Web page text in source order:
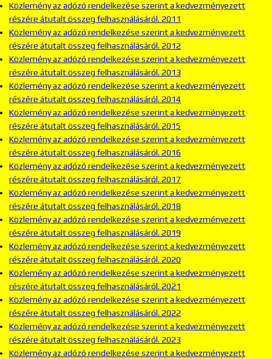
Közlemény az adózó rendelkezése szerint a kedvezményezett
részére átutalt összeg felhasználásáról. 2011
Közlemény az adózó rendelkezése szerint a kedvezményezett
részére átutalt összeg felhasználásáról. 2012
Közlemény az adózó rendelkezése szerint a kedvezményezett
részére átutalt összeg felhasználásáról. 2013
Közlemény az adózó rendelkezése szerint a kedvezményezett
részére átutalt összeg felhasználásáról. 2014
Közlemény az adózó rendelkezése szerint a kedvezményezett
részére átutalt összeg felhasználásáról. 2015
Közlemény az adózó rendelkezése szerint a kedvezményezett
részére átutalt összeg felhasználásáról. 2016
Közlemény az adózó rendelkezése szerint a kedvezményezett
részére átutalt összeg felhasználásáról. 2017
Közlemény az adózó rendelkezése szerint a kedvezményezett
részére átutalt összeg felhasználásáról. 2018
Közlemény az adózó rendelkezése szerint a kedvezményezett
részére átutalt összeg felhasználásáról. 2019
Közlemény az adózó rendelkezése szerint a kedvezményezett
részére átutalt összeg felhasználásáról. 2020
Közlemény az adózó rendelkezése szerint a kedvezményezett
részére átutalt összeg felhasználásáról. 2021
Közlemény az adózó rendelkezése szerint a kedvezményezett
részére átutalt összeg felhasználásáról. 2022
Közlemény az adózó rendelkezése szerint a kedvezményezett
részére átutalt összeg felhasználásáról. 2023
Közlemény az adózó rendelkezése szerint a kedvezményezett